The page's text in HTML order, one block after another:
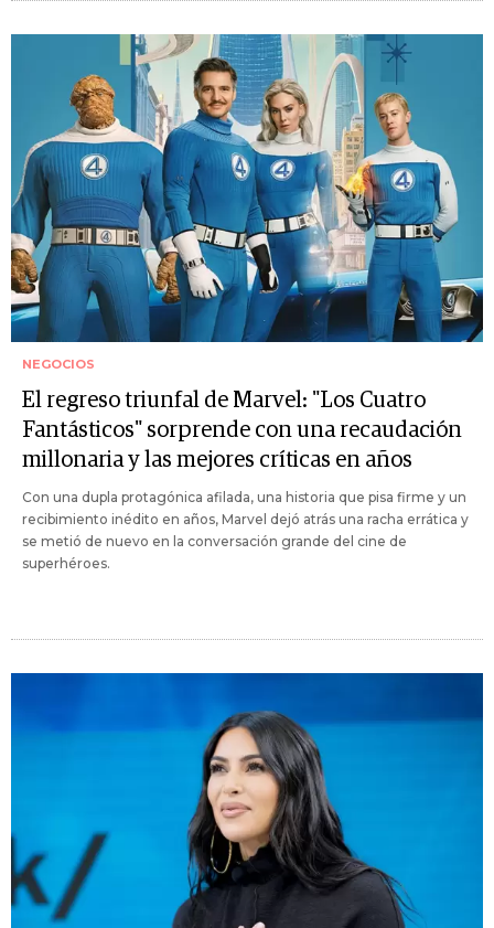
NEGOCIOS
El regreso triunfal de Marvel: "Los Cuatro
Fantásticos" sorprende con una recaudación
millonaria y las mejores críticas en años
Con una dupla protagónica afilada, una historia que pisa firme y un
recibimiento inédito en años, Marvel dejó atrás una racha errática y
se metió de nuevo en la conversación grande del cine de
superhéroes.